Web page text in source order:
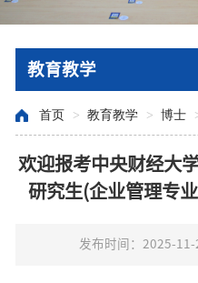
教育教学
首页 > 教育教学 > 博士
欢迎报考中央财经大
研究生(企业管理专
发布时间：2025-11-